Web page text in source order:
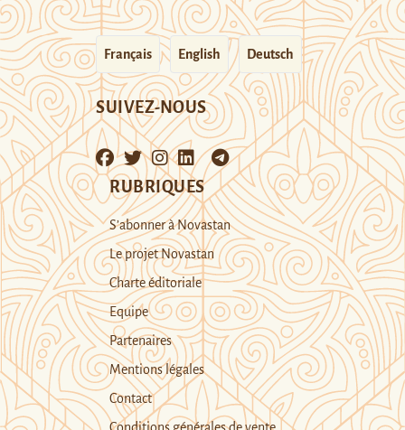
Français English Deutsch
SUIVEZ-NOUS
RUBRIQUES
S’abonner à Novastan
Le projet Novastan
Charte éditoriale
Equipe
Partenaires
Mentions légales
Contact